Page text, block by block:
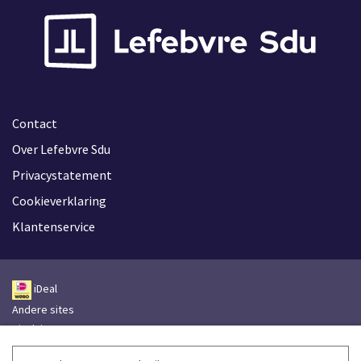
Contact
Over Lefebvre Sdu
Privacystatement
Cookieverklaring
Klantenservice
iDeal
Andere sites
Disclaimer
Leveringsvoorwaarden